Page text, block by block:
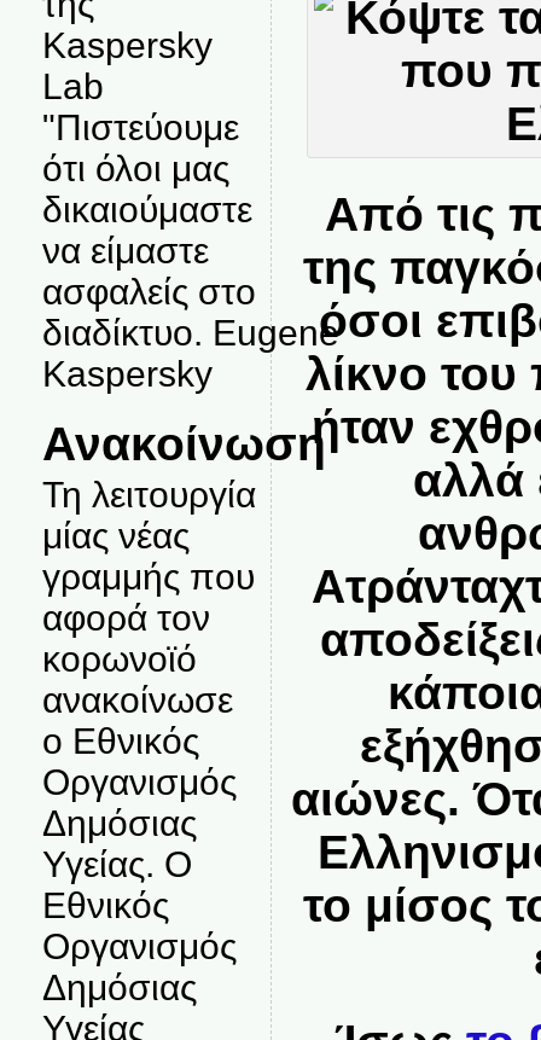
Kaspersky
Lab
"Πιστεύουμε
ότι όλοι μας
δικαιούμαστε
να είμαστε
ασφαλείς στο
διαδίκτυο. Eugene
Kaspersky
Ανακοίνωση
Τη λειτουργία
μίας νέας
γραμμής που
αφορά τον
κορωνοϊό
ανακοίνωσε
ο Εθνικός
Οργανισμός
Δημόσιας
Υγείας. Ο
Εθνικός
Οργανισμός
Δημόσιας
Υγείας
Από τις
της
όσοι
λίκνο του
ήταν
αλλά
αιώνες.
το μίσος